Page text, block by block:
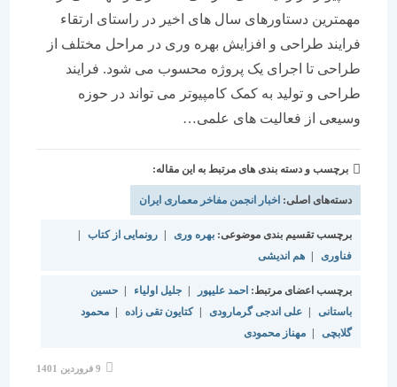
مهمترین دستاورهای سال های اخیر در راستای ارتقاء
فرایند طراحی و افزایش بهره وری در مراحل مختلف از
طراحی تا اجرای یک پروژه محسوب می شود. فرایند
طراحی و تولید به کمک کامپیوتر می تواند در حوزه
وسیعی از فعالیت های علمی…
برچسب و دسته بندی های مرتبط به این مقاله:
دسته‌های اصلی:اخبار انجمن مفاخر معماری ایران
برچسب تقسیم بندی موضوعی:بهره وری | رونمایی از کتاب |
| هم اندیشی
برچسب اعضای مرتبط: احمد علیپور | جلیل اولیاء |
حسین
| علی اندجی گرمارودی | کتایون تقی زاده |
محمود
| مهناز محمودی